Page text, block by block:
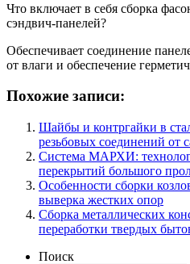
Что включает в себя сборка
сэндвич-панелей?
Обеспечивает соединение
от влаги и обеспечение
Похожие записи:
Шайбы и контргайки в
резьбовых соединений от
Система МАРХИ:
перекрытий большого
Особенности сборки
выверка жестких опор
Сборка металлических
переработки твердых
Поиск